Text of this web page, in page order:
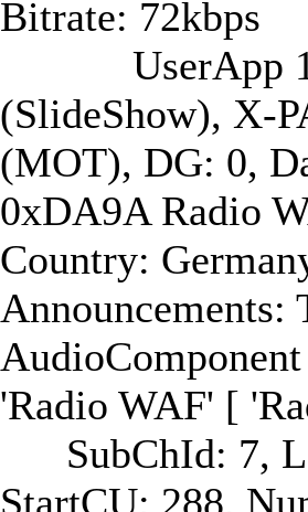
Bitrate: 72kbps
UserApp 1/1:
(SlideShow), X-
(MOT), DG: 0,
0xDA9A Radio
Country:
'Radio WAF' [
SubChId: 7,
StartCU: 288,